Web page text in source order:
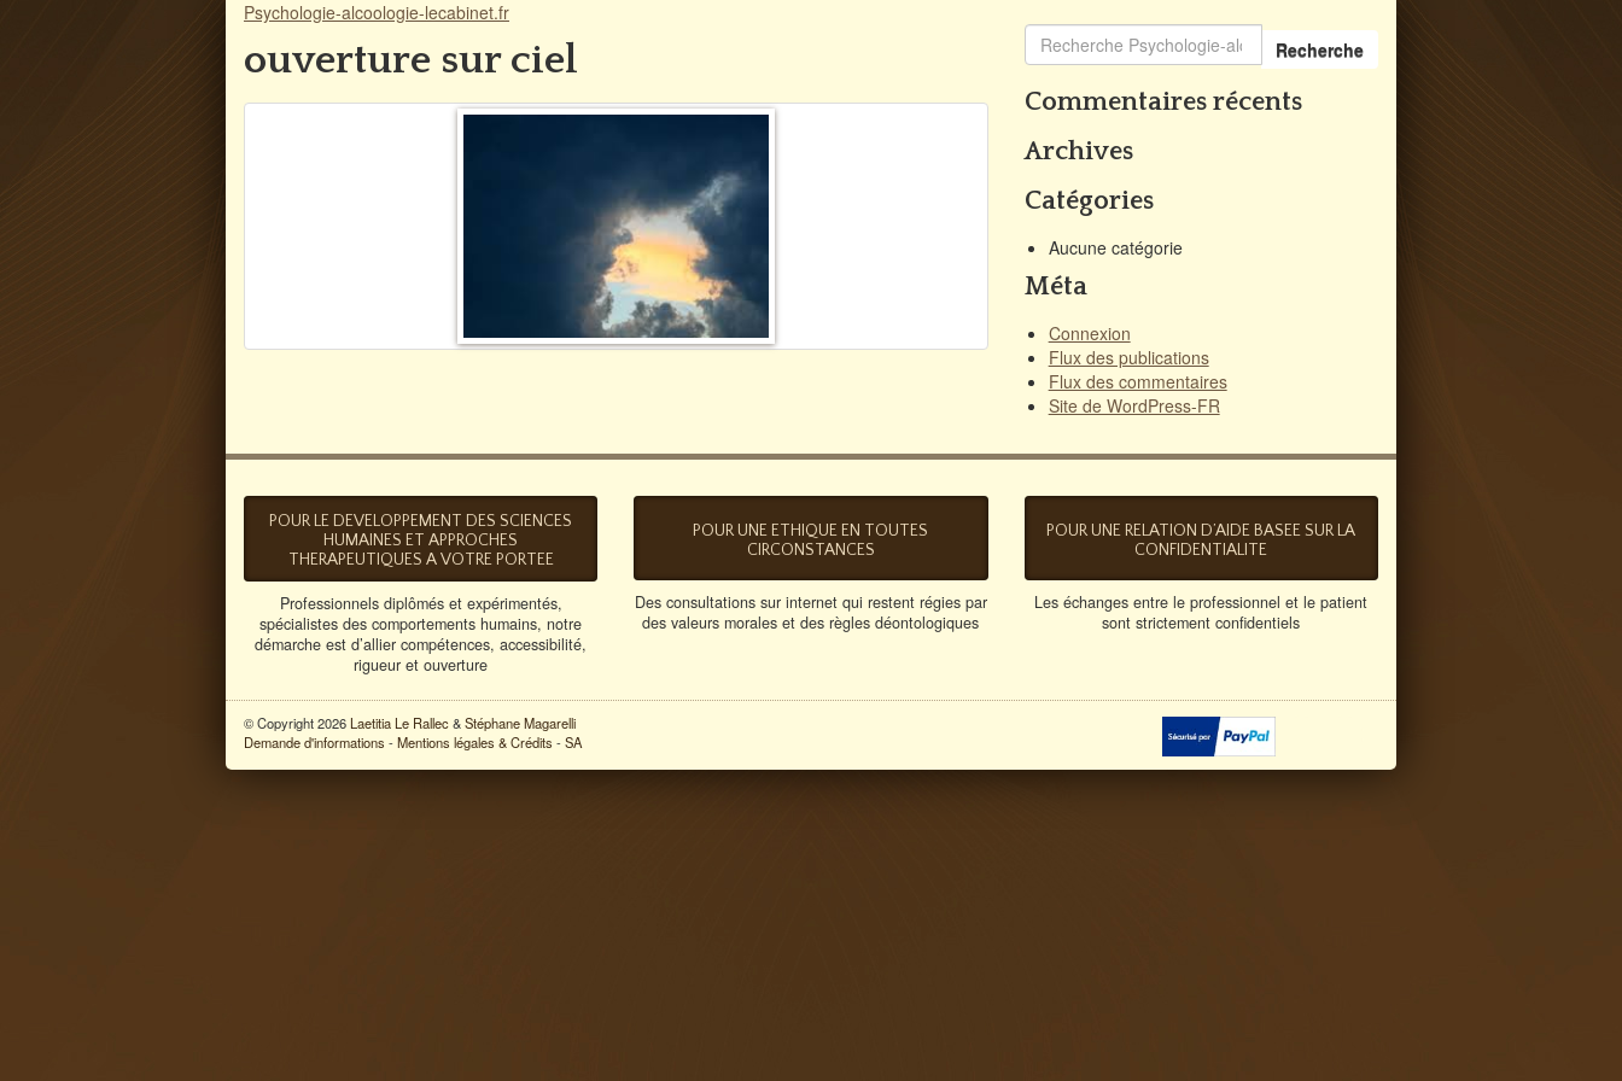
Psychologie-alcoologie-lecabinet.fr
ouverture sur ciel Recherche
Commentaires récents
Archives
Catégories
Aucune catégorie
Méta
Connexion
Flux des publications
Flux des commentaires
Site de WordPress-FR
POUR LE DEVELOPPEMENT DES SCIENCES
HUMAINES ET APPROCHES
THERAPEUTIQUES A VOTRE PORTEE
Professionnels diplômés et expérimentés,
spécialistes des comportements humains, notre
démarche est d’allier compétences, accessibilité,
rigueur et ouverture
POUR UNE ETHIQUE EN TOUTES
CIRCONSTANCES
Des consultations sur internet qui restent régies par
des valeurs morales et des règles déontologiques
POUR UNE RELATION D’AIDE BASEE SUR LA
CONFIDENTIALITE
Les échanges entre le professionnel et le patient
sont strictement confidentiels
© Copyright 2026 Laetitia Le Rallec&Stéphane Magarelli
Demande d'informations -Mentions légales & Crédits -SA